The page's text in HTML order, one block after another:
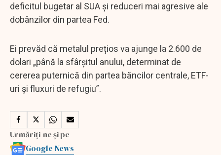
deficitul bugetar al SUA și reduceri mai agresive ale
dobânzilor din partea Fed.
Ei prevăd că metalul prețios va ajunge la 2.600 de
dolari „până la sfârșitul anului, determinat de
cererea puternică din partea băncilor centrale, ETF-
uri și fluxuri de refugiu”.
Urmăriți-ne și pe
Google News